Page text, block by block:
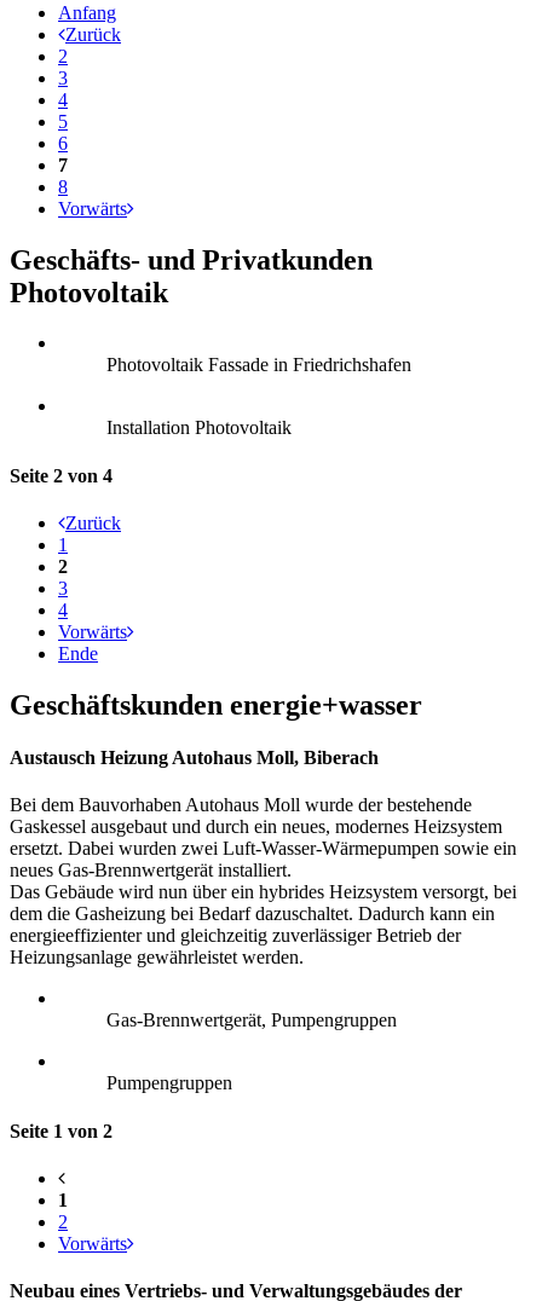
Anfang
Zurück
2
3
4
5
6
7
8
Vorwärts
Geschäfts- und Privatkunden
Photovoltaik
Photovoltaik Fassade in Friedrichshafen
Installation Photovoltaik
Seite 2 von 4
Zurück
1
2
3
4
Vorwärts
Ende
Geschäftskunden energie+wasser
Austausch Heizung Autohaus Moll, Biberach
Bei dem Bauvorhaben Autohaus Moll wurde der bestehende
Gaskessel ausgebaut und durch ein neues, modernes Heizsystem
ersetzt. Dabei wurden zwei Luft-Wasser-Wärmepumpen sowie ein
neues Gas-Brennwertgerät installiert.
Das Gebäude wird nun über ein hybrides Heizsystem versorgt, bei
dem die Gasheizung bei Bedarf dazuschaltet. Dadurch kann ein
energieeffizienter und gleichzeitig zuverlässiger Betrieb der
Heizungsanlage gewährleistet werden.
Gas-Brennwertgerät, Pumpengruppen
Pumpengruppen
Seite 1 von 2
1
2
Vorwärts
Neubau eines Vertriebs- und Verwaltungsgebäudes der